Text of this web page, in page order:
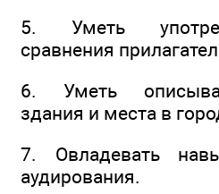
5. Уметь
сравнения
6. Уметь
здания и места в
7. Овладевать
аудирования.